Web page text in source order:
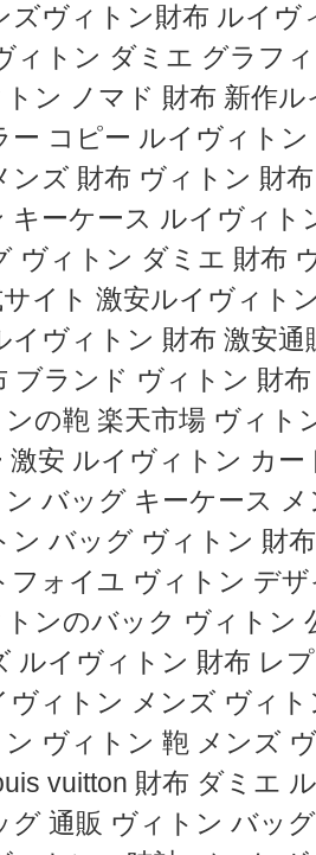
ズヴィトン財布 ルイ
ィトン ダミエ グラフ
ン ノマド 財布 新作
ー コピー ルイヴィト
ンズ 財布 ヴィトン 財
キーケース ルイヴィト
ヴィトン ダミエ 財布
サイト 激安ルイヴィト
イヴィトン 財布 激安
ブランド ヴィトン 財
の鞄 楽天市場 ヴィト
激安 ルイヴィトン カ
バッグ キーケース
ン バッグ ヴィトン 財
フォイユ ヴィトン デ
ンのバック ヴィトン
ルイヴィトン 財布 レ
ヴィトン メンズ ヴィ
ヴィトン 鞄 メンズ
vuitton 財布 ダミエ
グ 通販 ヴィトン バッ